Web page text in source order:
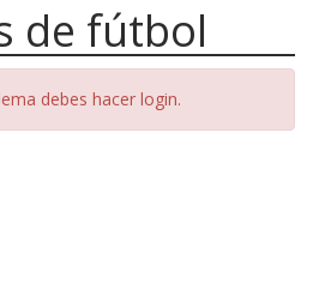
de fútbol
debes hacer login.